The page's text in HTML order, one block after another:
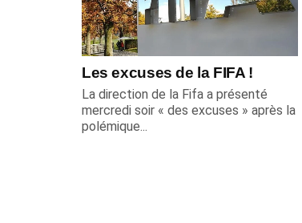
Les excuses de la FIFA !
La direction de la Fifa a présenté
mercredi soir « des excuses » après la
polémique...